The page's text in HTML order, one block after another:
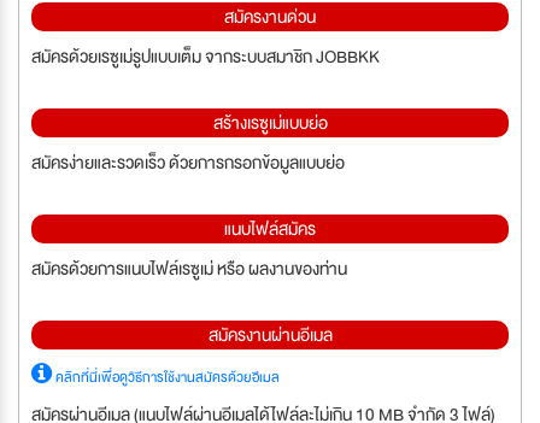
สมัครงานด่วน
สมัครด้วยเรซูเม่รูปแบบเต็ม จากระบบสมาชิก JOBBKK
สร้างเรซูเม่แบบย่อ
สมัครง่ายและรวดเร็ว ด้วยการกรอกข้อมูลแบบย่อ
แนบไฟล์สมัคร
สมัครด้วยการแนบไฟล์เรซูเม่ หรือ ผลงานของท่าน
สมัครงานผ่านอีเมล
คลิกที่นี่เพื่อดูวิธีการใช้งานสมัครด้วยอีเมล
สมัครผ่านอีเมล (แนบไฟล์ผ่านอีเมลได้ไฟล์ละไม่เกิน 10 MB จำกัด 3 ไฟล์)